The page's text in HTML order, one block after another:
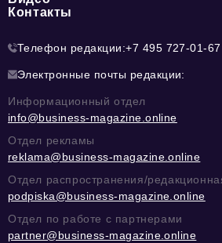
Контакты
Телефон редакции:+7 495 727-01-67
Электронные почты редакции:
Информационный отдел
info@business-magazine.online
Отдел рекламы
reklama@business-magazine.online
Отдел распространения/
podpiska@business-magazine.online
Отдел по работе с партнерами
partner@business-magazine.online